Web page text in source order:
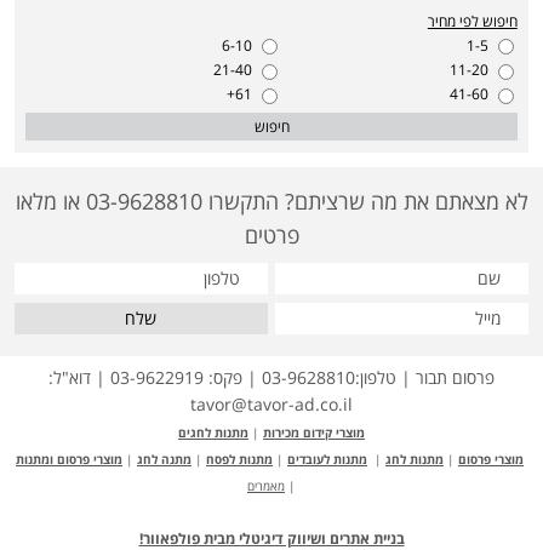
חיפוש לפי מחיר
1-5
6-10
11-20
21-40
41-60
61+
חיפוש
לא מצאתם את מה שרציתם? התקשרו 03-9628810 או מלאו
פרטים
שלח
פרסום תבור | טלפון:03-9628810 | פקס: 03-9622919 | דוא"ל:
tavor@tavor-ad.co.il
מוצרי קידום מכירות | מתנות לחגים
מוצרי פרסום | מתנות לחג | מתנות לעובדים | מתנות לפסח | מתנה לחג | מוצרי פרסום ומתנות
| מאמרים
בניית אתרים ושיווק דיגיטלי מבית פולפאוור!